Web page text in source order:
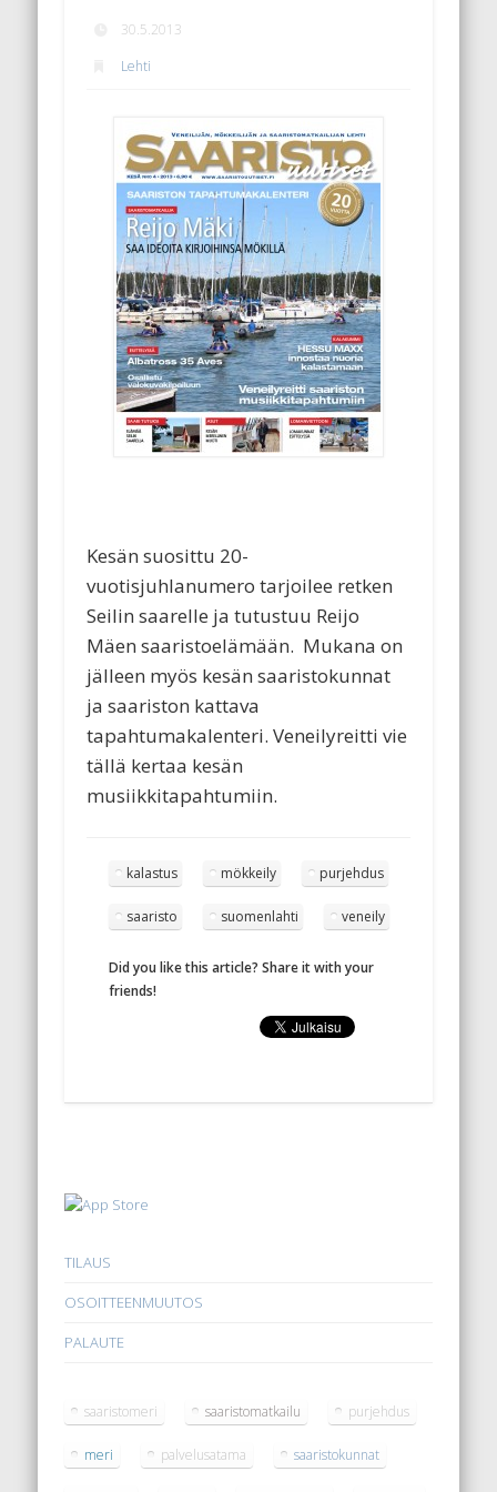
30.5.2013
Lehti
Kesän suosittu 20-
vuotisjuhlanumero tarjoilee retken
Seilin saarelle ja tutustuu Reijo
Mäen saaristoelämään. Mukana on
jälleen myös kesän saaristokunnat
ja saariston kattava
tapahtumakalenteri. Veneilyreitti vie
tällä kertaa kesän
musiikkitapahtumiin.
kalastus mökkeily purjehdus
saaristo suomenlahti veneily
Did you like this article? Share it with your
friends!
TILAUS
OSOITTEENMUUTOS
PALAUTE
saaristomeri saaristomatkailu purjehdus
meri palvelusatama saaristokunnat